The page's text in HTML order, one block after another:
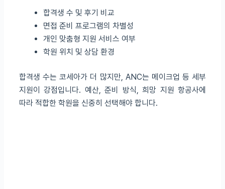
합격생 수 및 후기 비교
면접 준비 프로그램의 차별성
개인 맞춤형 지원 서비스 여부
학원 위치 및 상담 환경
합격생 수는 코세아가 더 많지만, ANC는 메이크업 등 세부
지원이 강점입니다. 예산, 준비 방식, 희망 지원 항공사에
따라 적합한 학원을 신중히 선택해야 합니다.